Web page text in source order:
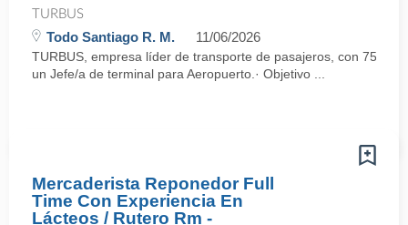
TURBUS
Todo Santiago R. M. 11/06/2026
TURBUS, empresa líder de transporte de pasajeros, con 75
un Jefe/a de terminal para Aeropuerto.· Objetivo ...
Mercaderista Reponedor Full
Time Con Experiencia En
Lácteos / Rutero Rm -